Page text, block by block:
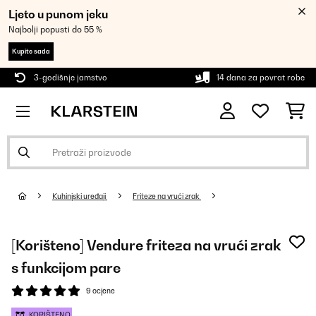
Ljeto u punom jeku
Najbolji popusti do 55 %
Kupite sada
3-godišnje jamstvo 14 dana za povrat robe
Kuhinjski uređaji Friteze na vrući zrak
[Korišteno] Vendure friteza na vrući zrak
s funkcijom pare
9 ocjene